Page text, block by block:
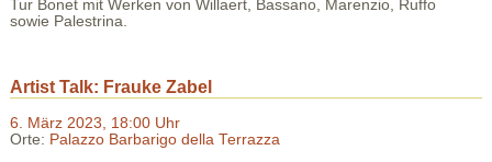
Tur Bonet mit Werken von Willaert, Bassano, Marenzio, Ruffo
sowie Palestrina.
Artist Talk: Frauke Zabel
6. März 2023, 18:00 Uhr
Orte: Palazzo Barbarigo della Terrazza